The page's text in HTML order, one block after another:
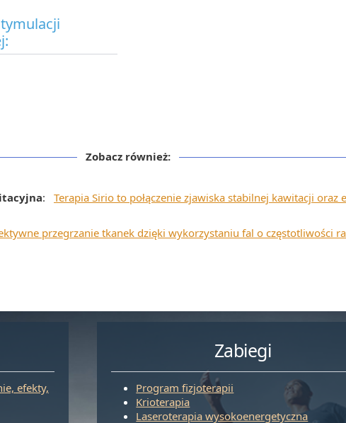
Zobacz również:
: Terapia Sirio to połączenie zjawiska stabilnej kawitacji oraz
przegrzanie tkanek dzięki wykorzystaniu fal o częstotliwości
efekty,
Zabiegi
Program fizjoterapii
Krioterapia
Laseroterapia wysokoenergetyczna